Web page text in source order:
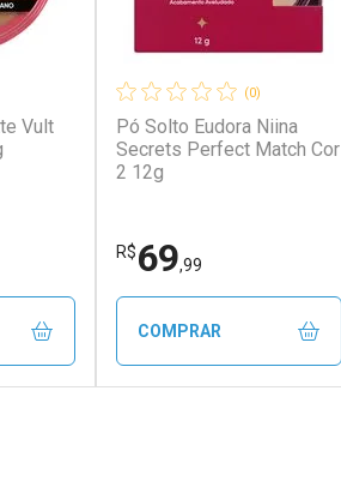
Vult
(0)
Pó Solto Eudora Niina
Secrets Perfect Match Cor
2 12g
R$69,99
COMPRAR